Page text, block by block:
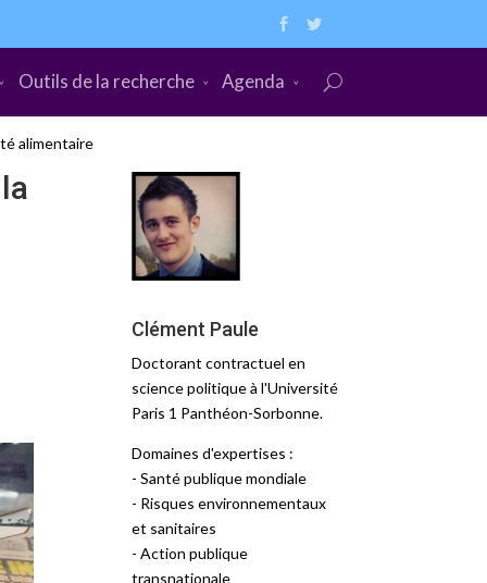
Outils de la recherche Agenda
alimentaire
Clément Paule
Doctorant contractuel en
science politique à l'Université
Paris 1 Panthéon-Sorbonne.
Domaines d'expertises :
- Santé publique mondiale
- Risques environnementaux
et sanitaires
- Action publique
transnationale